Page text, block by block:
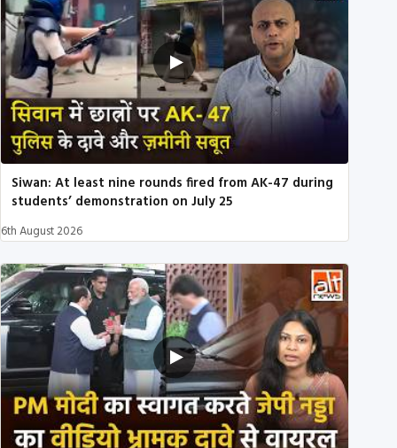
Siwan: At least nine rounds fired from AK-47 during
students’ demonstration on July 25
6th August 2026